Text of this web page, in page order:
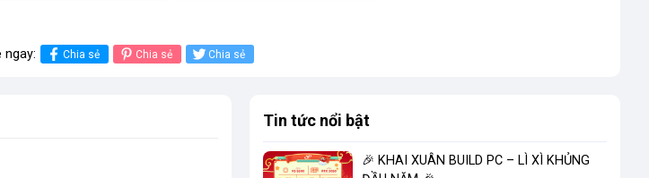
ngay: Chia sẻ Chia sẻ Chia sẻ
Tin tức nổi bật
🎉 KHAI XUÂN BUILD PC – LÌ XÌ KHỦNG